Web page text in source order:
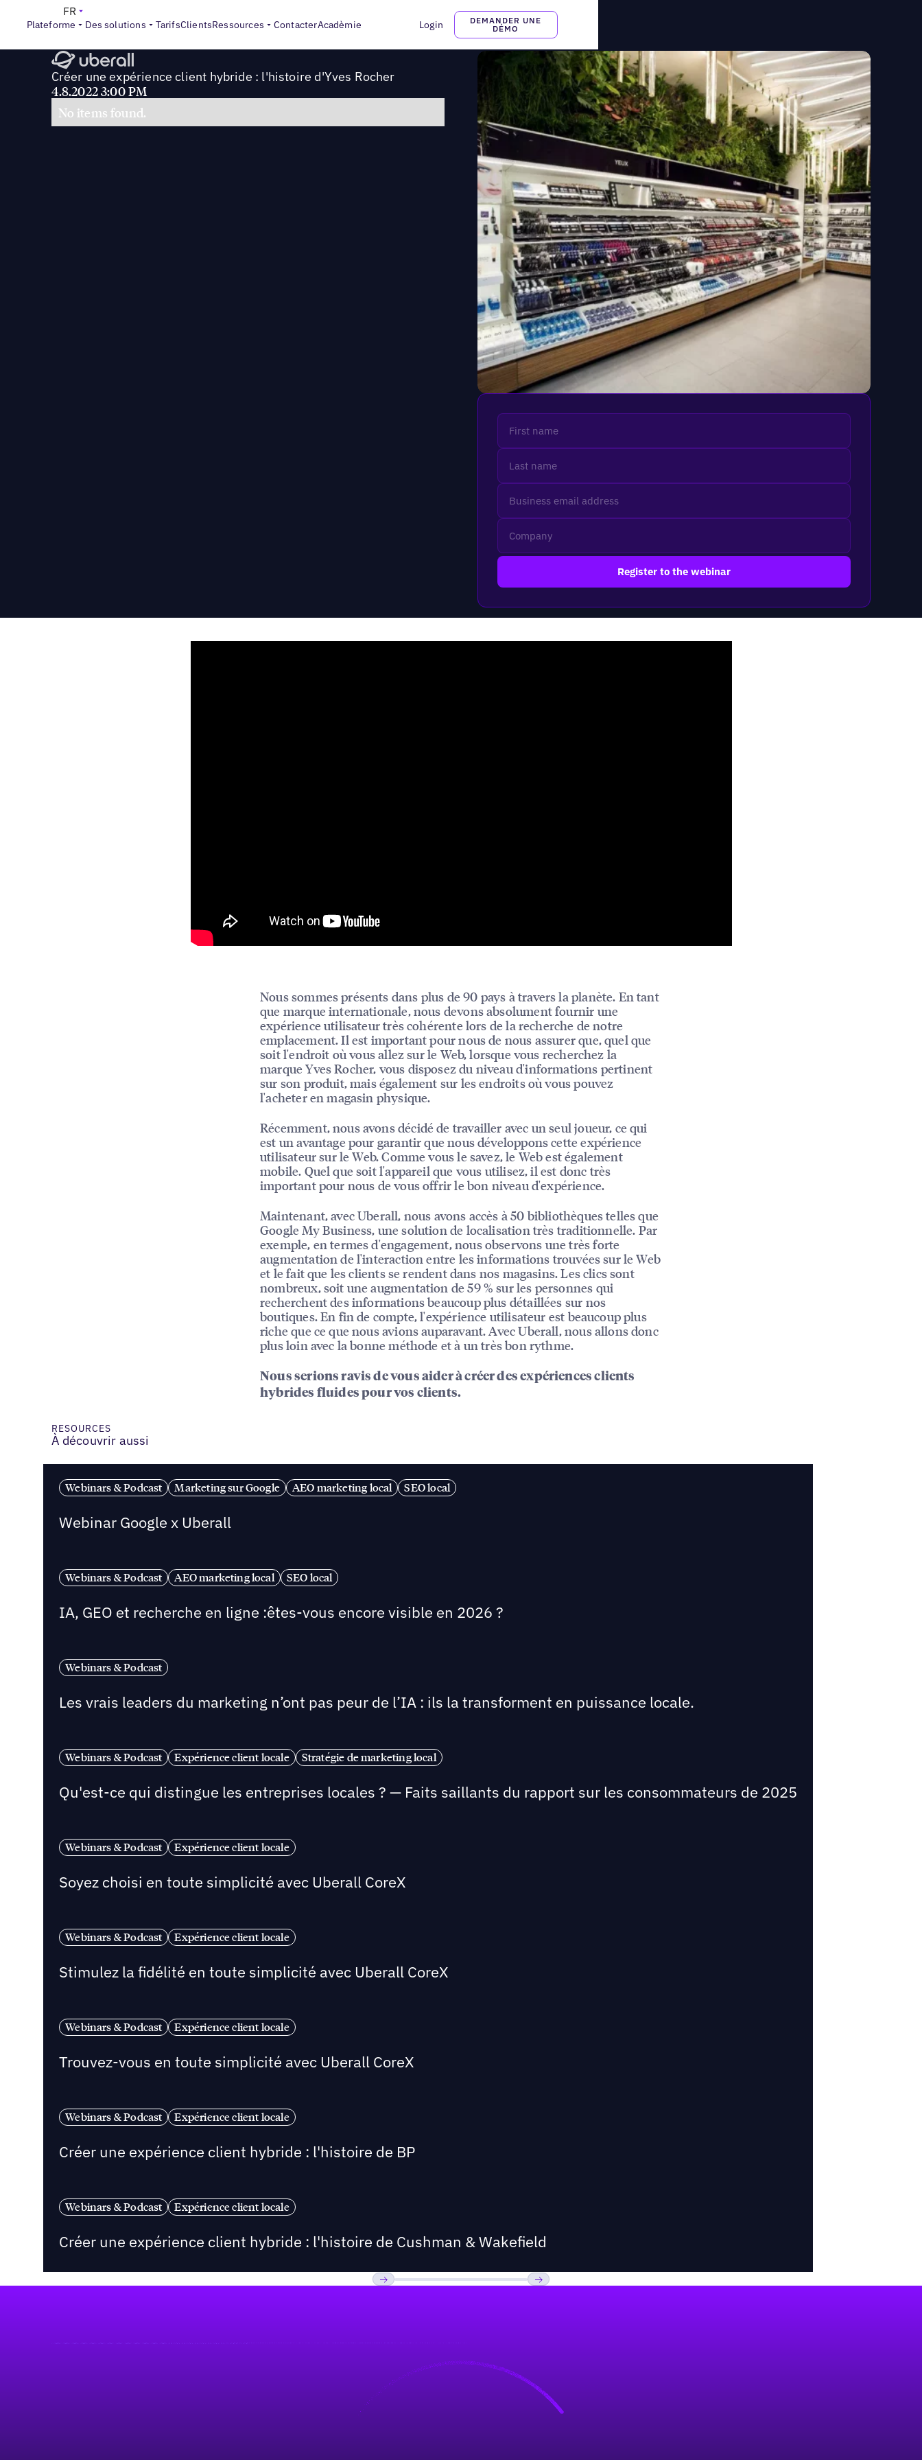
Plateforme Des solutions TarifsClientsRessources ContacterAcadèmie Login
DEMANDER UNE
DÉMO
FR
Webinars & Podcasts
Créer une expérience client hybride : l'histoire d'Yves Rocher
4.8.2022 3:00 PM
No items found.
Nous sommes présents dans plus de 90 pays à travers la planète. En tant
que marque internationale, nous devons absolument fournir une
expérience utilisateur très cohérente lors de la recherche de notre
emplacement. Il est important pour nous de nous assurer que, quel que
soit l'endroit où vous allez sur le Web, lorsque vous recherchez la
marque Yves Rocher, vous disposez du niveau d'informations pertinent
sur son produit, mais également sur les endroits où vous pouvez
l'acheter en magasin physique.
Récemment, nous avons décidé de travailler avec un seul joueur, ce qui
est un avantage pour garantir que nous développons cette expérience
utilisateur sur le Web. Comme vous le savez, le Web est également
mobile. Quel que soit l'appareil que vous utilisez, il est donc très
important pour nous de vous offrir le bon niveau d'expérience.
Maintenant, avec Uberall, nous avons accès à 50 bibliothèques telles que
Google My Business, une solution de localisation très traditionnelle. Par
exemple, en termes d'engagement, nous observons une très forte
augmentation de l'interaction entre les informations trouvées sur le Web
et le fait que les clients se rendent dans nos magasins. Les clics sont
nombreux, soit une augmentation de 59 % sur les personnes qui
recherchent des informations beaucoup plus détaillées sur nos
boutiques. En fin de compte, l'expérience utilisateur est beaucoup plus
riche que ce que nous avions auparavant. Avec Uberall, nous allons donc
plus loin avec la bonne méthode et à un très bon rythme.
Nous serions ravis de vous aider à créer des expériences clients
hybrides fluides pour vos clients.
RESOURCES
À découvrir aussi
Webinars & Podcast Marketing sur Google AEO marketing local SEO local
Webinar Google x Uberall
Webinars & Podcast AEO marketing local SEO local
IA, GEO et recherche en ligne :êtes-vous encore visible en 2026 ?
Webinars & Podcast
Les vrais leaders du marketing n’ont pas peur de l’IA : ils la transforment en puissance locale.
Webinars & Podcast Expérience client locale Stratégie de marketing local
Qu'est-ce qui distingue les entreprises locales ? — Faits saillants du rapport sur les consommateurs de 2025
Webinars & Podcast Expérience client locale
Soyez choisi en toute simplicité avec Uberall CoreX
Webinars & Podcast Expérience client locale
Stimulez la fidélité en toute simplicité avec Uberall CoreX
Webinars & Podcast Expérience client locale
Trouvez-vous en toute simplicité avec Uberall CoreX
Webinars & Podcast Expérience client locale
Créer une expérience client hybride : l'histoire de BP
Webinars & Podcast Expérience client locale
Créer une expérience client hybride : l'histoire de Cushman & Wakefield